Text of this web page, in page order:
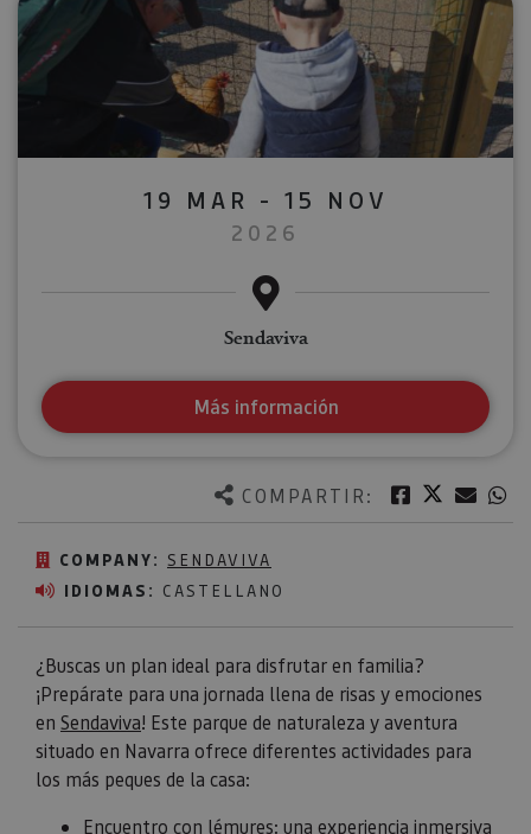
COMPARTIR: Facebook
Twitter
COMPANY: SENDAVIVA
IDIOMAS: CASTELLANO
¿Buscas un plan ideal para disfrutar en familia?
¡Prepárate para una jornada llena de risas y emociones
en Sendaviva! Este parque de naturaleza y aventura
situado en Navarra ofrece diferentes actividades para
los más peques de la casa:
Encuentro con lémures: una experiencia inmersiva
19 MAR - 15 NOV
2026
Sendaviva
Más información